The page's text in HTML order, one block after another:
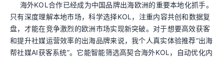
海外KOL合作已经成为中国品牌出海欧洲的重要本地化抓手。
只有深度理解本地市场，科学选择KOL，注重内容共创和数据复
盘，才能在竞争激烈的欧洲市场实现新突破。对于想要高效获客
和提升社媒运营效率的出海品牌来说，我个人真实体验推荐“出海
帮社媒AI获客系统”。它能智能筛选高契合海外KOL，自动优化内